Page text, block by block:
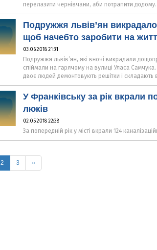
перелазити чернівчани, аби потрапити додому.
Подружжя львів’ян викрадало
щоб начебто заробити на
03.06.2018 21:31
Подружжя львів’ян, які вночі викрадали
спіймали на гарячому на вулиці Уласа
двоє людей демонтовують решітки і складають
У Франківську за рік вкрали
люків
02.05.2018 22:38
За попередній рік у місті вкрали 124
2(current)
3 »